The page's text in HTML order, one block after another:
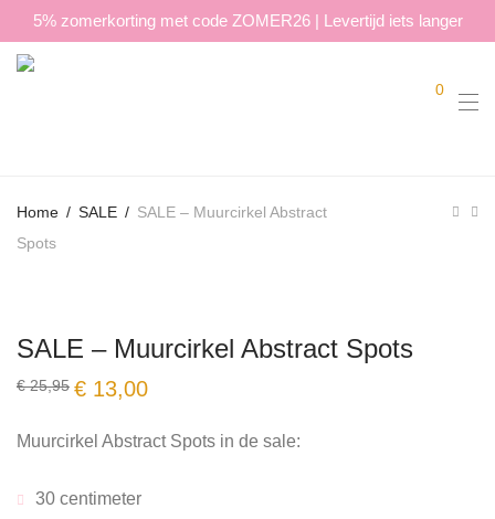
5% zomerkorting met code ZOMER26 | Levertijd iets langer
0
Home / SALE / SALE – Muurcirkel Abstract
Spots
SALE – Muurcirkel Abstract Spots
€25,95 Oorspronkelijke
prijs
€ 25,95.
€ 13,00Huidige
€ 13,00.
Muurcirkel Abstract Spots in de sale:
30 centimeter